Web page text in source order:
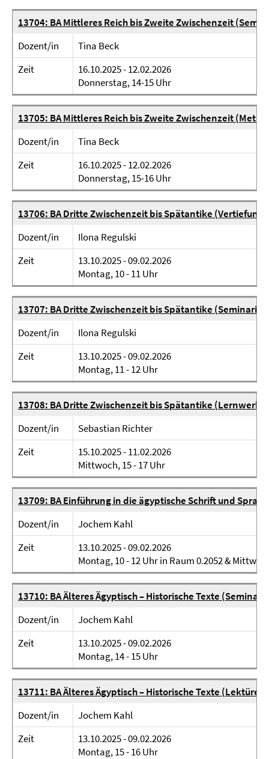
13704: BA Mittleres Reich bis Zweite Zwischenzeit
Dozent/in
Tina Beck
Zeit
16.10.2025 - 12.02.2026
Donnerstag, 14-15 Uhr
13705: BA Mittleres Reich bis Zweite Zwischenzeit
Dozent/in
Tina Beck
Zeit
16.10.2025 - 12.02.2026
Donnerstag, 15-16 Uhr
13706: BA Dritte Zwischenzeit bis Spätantike
Dozent/in
Ilona Regulski
Zeit
13.10.2025 - 09.02.2026
Montag, 10 - 11 Uhr
13707: BA Dritte Zwischenzeit bis Spätantike
Dozent/in
Ilona Regulski
Zeit
13.10.2025 - 09.02.2026
Montag, 11 - 12 Uhr
13708: BA Dritte Zwischenzeit bis Spätantike
Dozent/in
Sebastian Richter
Zeit
15.10.2025 - 11.02.2026
Mittwoch, 15 - 17 Uhr
13709: BA Einführung in die ägyptische Schrift und
Dozent/in
Jochem Kahl
Zeit
13.10.2025 - 09.02.2026
Montag, 10 - 12 Uhr in Raum 0.2052 &
13710: BA Älteres Ägyptisch – Historische Texte (Seminar)
Dozent/in
Jochem Kahl
Zeit
13.10.2025 - 09.02.2026
Montag, 14 - 15 Uhr
13711: BA Älteres Ägyptisch – Historische Texte
Dozent/in
Jochem Kahl
Zeit
13.10.2025 - 09.02.2026
Montag, 15 - 16 Uhr